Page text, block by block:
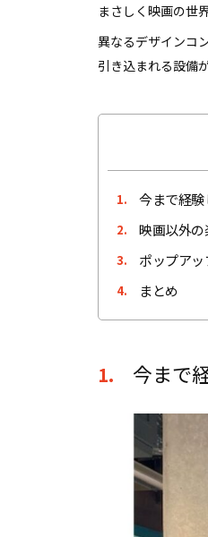
まさしく映画の世
異なるデザインコ
引き込まれる設備
1. 今まで経
2. 映画以外の
3. ポップア
4. まとめ
1. 今まで